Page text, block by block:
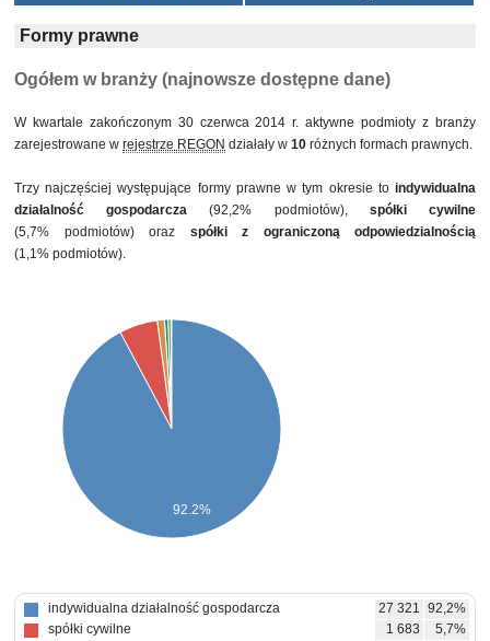
Formy prawne
Ogółem w branży (najnowsze dostępne dane)
W kwartale zakończonym 30 czerwca 2014 r. aktywne podmioty z branży
zarejestrowane w rejestrze REGON działały w 10 różnych formach prawnych.
Trzy najczęściej występujące formy prawne w tym okresie to indywidualna
działalność gospodarcza (92,2% podmiotów), spółki cywilne
(5,7% podmiotów) oraz spółki z ograniczoną odpowiedzialnością
(1,1% podmiotów).
92.2%
indywidualna działalność gospodarcza 27 321 92,2%
spółki cywilne
1 683
5,7%